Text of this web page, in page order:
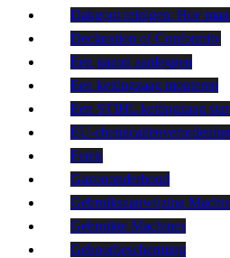
Dakgoot reinigen: Hoe
Declaration of Conformity
Een gazon aanleggen
Een kettingzaag monteren
Een STIHL kettingzaag
EU-
Ferris
Gazononderhoud
Gebruiksaanwijzing
Gebruikte Machines
Gehoorbescherming